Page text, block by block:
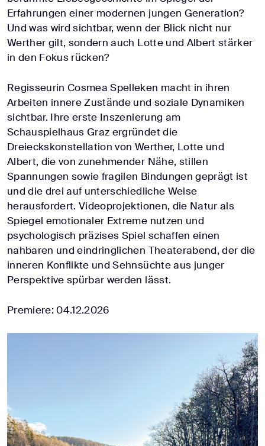
Erfahrungen einer modernen jungen Generation?
Und was wird sichtbar, wenn der Blick nicht nur
Werther gilt, sondern auch Lotte und Albert stärker
in den Fokus rücken?
Regisseurin Cosmea Spelleken macht in ihren
Arbeiten innere Zustände und soziale Dynamiken
sichtbar. Ihre erste Inszenierung am
Schauspielhaus Graz ergründet die
Dreieckskonstellation von Werther, Lotte und
Albert, die von zunehmender Nähe, stillen
Spannungen sowie fragilen Bindungen geprägt ist
und die drei auf unterschiedliche Weise
herausfordert. Videoprojektionen, die Natur als
Spiegel emotionaler Extreme nutzen und
psychologisch präzises Spiel schaffen einen
nahbaren und eindringlichen Theaterabend, der die
inneren Konflikte und Sehnsüchte aus junger
Perspektive spürbar werden lässt.
Premiere: 04.12.2026